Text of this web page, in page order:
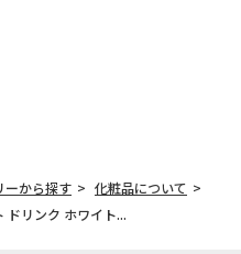
ーから探す
化粧品について
ドリンク ホワイト...